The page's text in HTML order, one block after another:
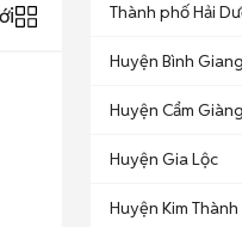
Thành phố Hải
Huyện Bình Giang
Huyện Cẩm Giàng
Huyện Gia Lộc
Huyện Kim Thành